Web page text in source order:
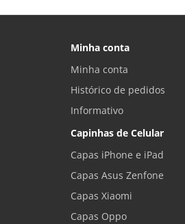
Minha conta
Minha conta
Histórico de pedidos
Informativo
Capinhas de Celular
Capas iPhone e iPad
Capas Asus Zenfone
Capas Xiaomi
Capas Oppo